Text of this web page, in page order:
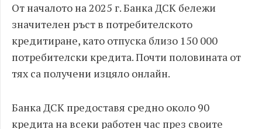
От началото на 2025 г. Банка ДСК бележи
значителен ръст в потребителското
кредитиране, като отпуска близо 150 000
потребителски кредита. Почти половината от
тях са получени изцяло онлайн.
Банка ДСК предоставя средно около 90
кредита на всеки работен час през своите